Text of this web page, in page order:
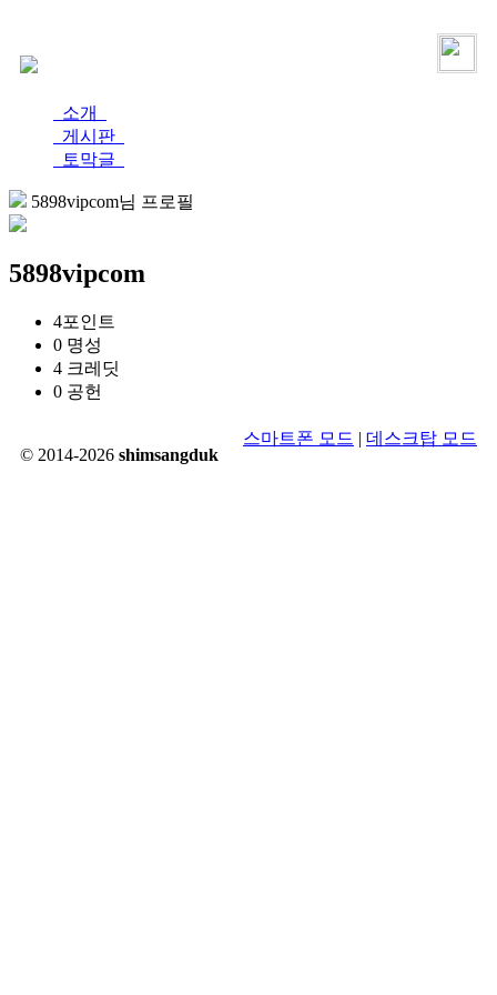
소개
게시판
토막글
5898vipcom님 프로필
5898vipcom
4포인트
0 명성
4 크레딧
0 공헌
© 2014-2026 shimsangduk
스마트폰 모드 | 데스크탑 모드